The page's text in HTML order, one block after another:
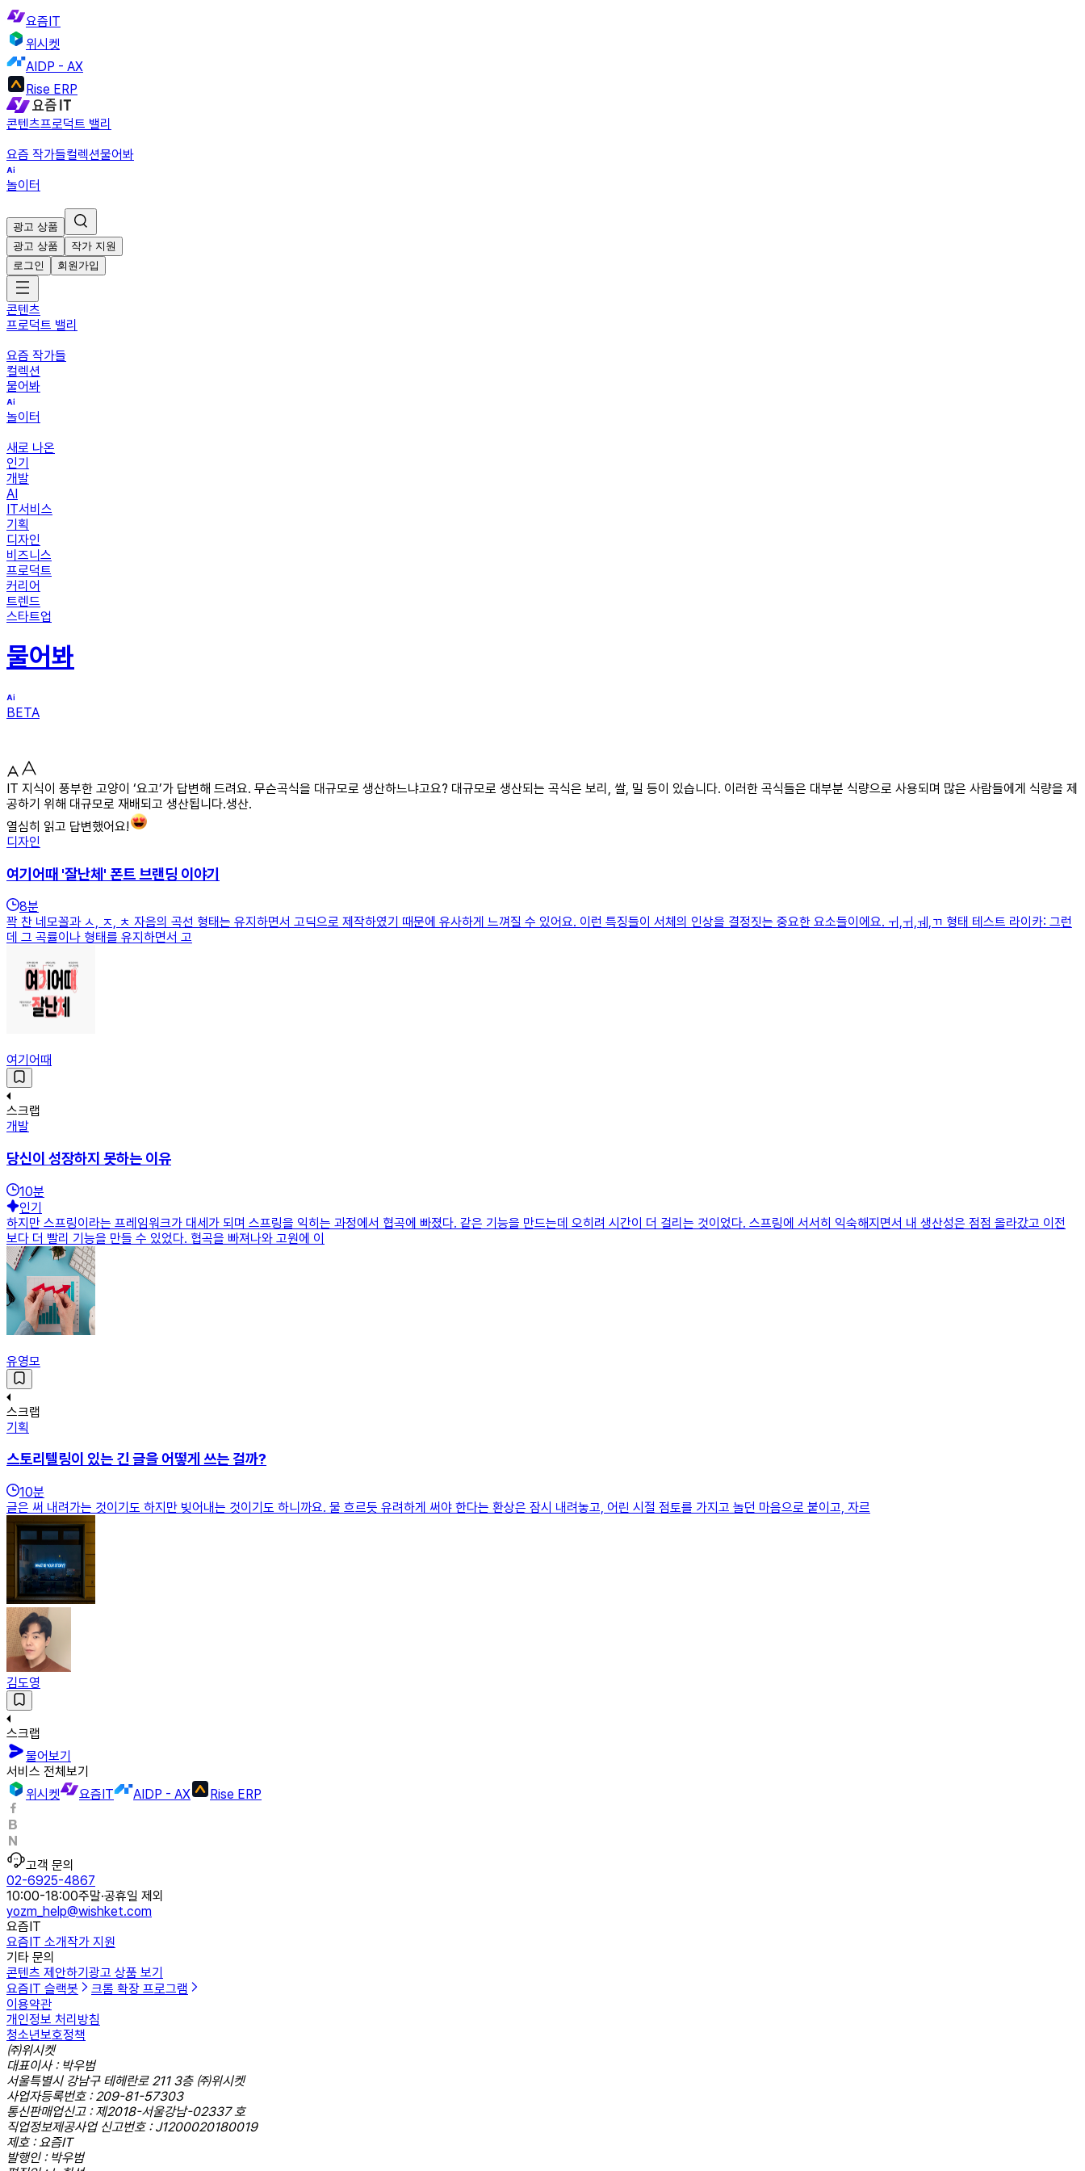
요즘IT
위시켓
AIDP - AX
Rise ERP
콘텐츠프로덕트 밸리
요즘 작가들컬렉션물어봐
놀이터
광고 상품
광고 상품
작가 지원
로그인
회원가입
콘텐츠
프로덕트 밸리
요즘 작가들
컬렉션
물어봐
놀이터
새로 나온
인기
개발
AI
IT서비스
기획
디자인
비즈니스
프로덕트
커리어
트렌드
스타트업
물어봐
BETA
IT 지식이 풍부한 고양이 ‘요고’가 답변해 드려요. 무슨곡식을 대규모로 생산하느냐고요? 대규모로 생산되는 곡식은 보리, 쌀, 밀 등이 있습니다. 이러한 곡식들은 대부분 식량으로 사용되며 많은 사람들에게 식량을 제
공하기 위해 대규모로 재배되고 생산됩니다.생산.
열심히 읽고 답변했어요!
디자인
여기어때 '잘난체' 폰트 브랜딩 이야기
8분
꽉 찬 네모꼴과 ㅅ, ㅈ, ㅊ 자음의 곡선 형태는 유지하면서 고딕으로 제작하였기 때문에 유사하게 느껴질 수 있어요. 이런 특징들이 서체의 인상을 결정짓는 중요한 요소들이에요. ㅟ,ㅟ,ㅞ,ㄲ 형태 테스트 라이카: 그런
데 그 곡률이나 형태를 유지하면서 고
여기어때
스크랩
개발
당신이 성장하지 못하는 이유
10분
인기
하지만 스프링이라는 프레임워크가 대세가 되며 스프링을 익히는 과정에서 협곡에 빠졌다. 같은 기능을 만드는데 오히려 시간이 더 걸리는 것이었다. 스프링에 서서히 익숙해지면서 내 생산성은 점점 올라갔고 이전
보다 더 빨리 기능을 만들 수 있었다. 협곡을 빠져나와 고원에 이
유영모
스크랩
기획
스토리텔링이 있는 긴 글을 어떻게 쓰는 걸까?
10분
글은 써 내려가는 것이기도 하지만 빚어내는 것이기도 하니까요. 물 흐르듯 유려하게 써야 한다는 환상은 잠시 내려놓고, 어린 시절 점토를 가지고 놀던 마음으로 붙이고, 자르
김도영
스크랩
물어보기
서비스 전체보기
위시켓
요즘IT AIDP - AX Rise ERP
고객 문의
02-6925-4867
10:00-18:00주말·공휴일 제외
yozm_help@wishket.com
요즘IT
요즘IT 소개작가 지원
기타 문의
콘텐츠 제안하기 광고 상품 보기
요즘IT 슬랙봇
크롬 확장 프로그램
이용약관
개인정보 처리방침
청소년보호정책
㈜위시켓
대표이사 : 박우범
서울특별시 강남구 테헤란로 211 3층 ㈜위시켓
사업자등록번호 : 209-81-57303
통신판매업신고 : 제2018-서울강남-02337 호
직업정보제공사업 신고번호 : J1200020180019
제호 : 요즘IT
발행인 : 박우범